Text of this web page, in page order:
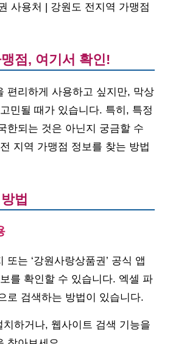
사용처 | 강원도 전지역 가맹점
점, 여기서 확인!
편리하게 사용하고 싶지만, 막상
민될 때가 있습니다. 특히, 특정
한되는 것은 아닌지 궁금할 수
지역 가맹점 정보를 찾는 방법
법
또는 ‘강원사랑상품권’ 공식 앱
를 확인할 수 있습니다. 엑셀 파
로 검색하는 방법이 있습니다.
치하거나, 웹사이트 검색 기능을